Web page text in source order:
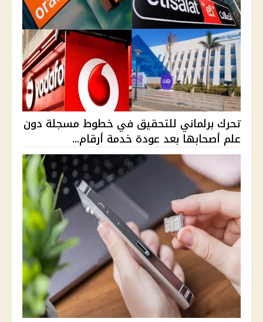
تحرك برلماني للتحقيق في خطوط مسجلة دون
علم أصحابها بعد عودة خدمة أرقام...